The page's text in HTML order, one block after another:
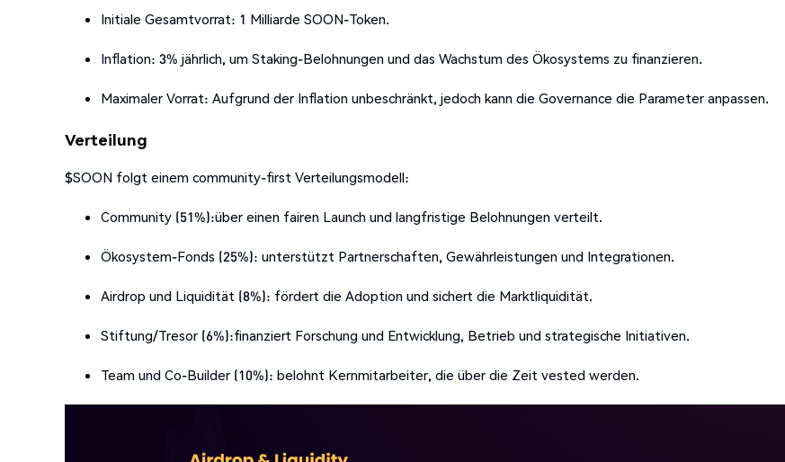
Initiale Gesamtvorrat: 1 Milliarde SOON-Token.
Inflation: 3% jährlich, um Staking-Belohnungen und das Wachstum des Ökosystems zu finanzieren.
Maximaler Vorrat: Aufgrund der Inflation unbeschränkt, jedoch kann die Governance die Parameter anpassen.
Verteilung
$SOON folgt einem community-first Verteilungsmodell:
Community (51%):über einen fairen Launch und langfristige Belohnungen verteilt.
Ökosystem-Fonds (25%): unterstützt Partnerschaften, Gewährleistungen und Integrationen.
Airdrop und Liquidität (8%): fördert die Adoption und sichert die Marktliquidität.
Stiftung/Tresor (6%):finanziert Forschung und Entwicklung, Betrieb und strategische Initiativen.
Team und Co-Builder (10%): belohnt Kernmitarbeiter, die über die Zeit vested werden.